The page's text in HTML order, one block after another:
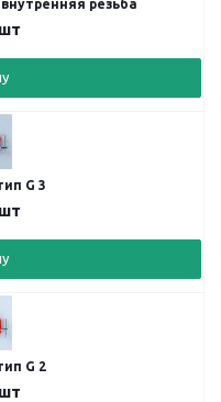
резьба
G 3
G 2